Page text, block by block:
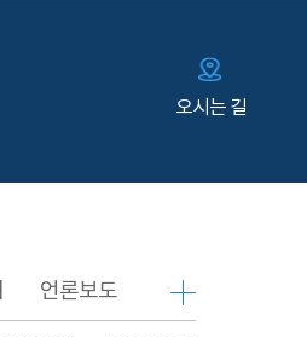
오시는 길
언론보도